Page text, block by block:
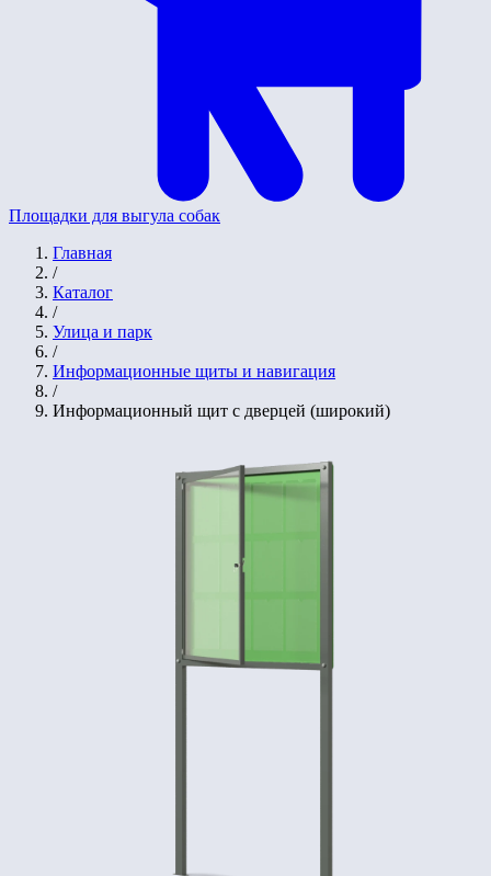
Площадки для выгула собак
Главная
/
Каталог
/
Улица и парк
/
Информационные щиты и навигация
/
Информационный щит с дверцей (широкий)